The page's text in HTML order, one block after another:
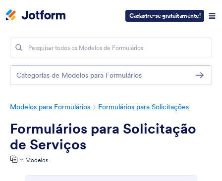
Cadastre-se gratuitamente!
Modelos para Formulários Formulários para Solicitações
Formulários para Solicitação
de Serviços
11 Modelos
Categorias de Modelos para Formulários